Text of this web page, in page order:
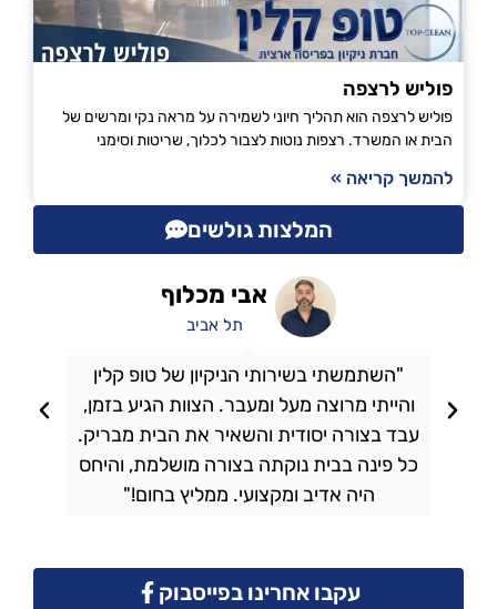
פוליש לרצפה
פוליש לרצפה הוא תהליך חיוני לשמירה על מראה נקי ומרשים של
הבית או המשרד. רצפות נוטות לצבור לכלוך, שריטות וסימני
להמשך קריאה »
המלצות גולשים
"השתמשתי בשירותי הניקיון של טופ קלין
והייתי מרוצה מעל ומעבר. הצוות הגיע בזמן,
עבד בצורה יסודית והשאיר את הבית מבריק.
כל פינה בבית נוקתה בצורה מושלמת, והיחס
היה אדיב ומקצועי. ממליץ בחום!"
אבי מכלוף
תל אביב
עקבו אחרינו בפייסבוק